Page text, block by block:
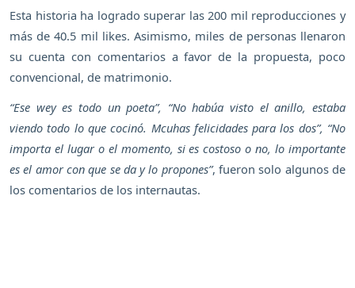
Esta historia ha logrado superar las 200 mil reproducciones y
más de 40.5 mil likes. Asimismo, miles de personas llenaron
su cuenta con comentarios a favor de la propuesta, poco
convencional, de matrimonio.
“Ese wey es todo un poeta”, “No habúa visto el anillo, estaba
viendo todo lo que cocinó. Mcuhas felicidades para los dos”, “No
importa el lugar o el momento, si es costoso o no, lo importante
es el amor con que se da y lo propones”, fueron solo algunos de
los comentarios de los internautas.